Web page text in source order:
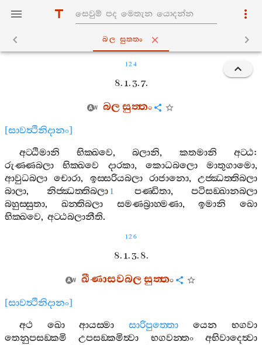
බල සුත‍්තං
124
8. 1. 3. 7.
බලසුත‍්තං
[සාවත්‍ථිනිදානං]
අට‍්ඨිමානි
භික‍්ඛවෙ,බලානි, කතමානි අට‍්ඨ:
රුණ‍්ණබලා
භික‍්ඛවෙ දාරකා, කොධබලො මාතුගාමො,
ආවුධබලා චොරා, ඉස‍්සරියබලා රාජානො, උජ‍්ඣත‍්තිබලා
බාලා,නිජ‍්ඣත‍්තිබලා 1 පණ‍්ඩිතා,පටිසඞ‍්ඛානබලා
බහුස‍්සුතා, ඛන‍්තිබලා සමණබ්‍රාහ‍්මණා,ඉමානි
ඛො
භික‍්ඛවෙ, අට‍්ඨබලානීති.
126
8. 1. 3. 8.
ඛීණාසවබලසුත‍්තං
[සාවත්‍ථිනිදානං]
අථ
ඛො ආයස‍්මා සාරිපුත‍්තො යෙන
භගවා
තෙනුපසඞ‍්කමි
උපසඞ‍්කමිත්‍වා භගවන‍්තං
අභිවාදෙත්‍වා